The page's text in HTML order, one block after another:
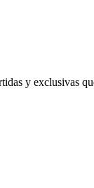
y exclusivas